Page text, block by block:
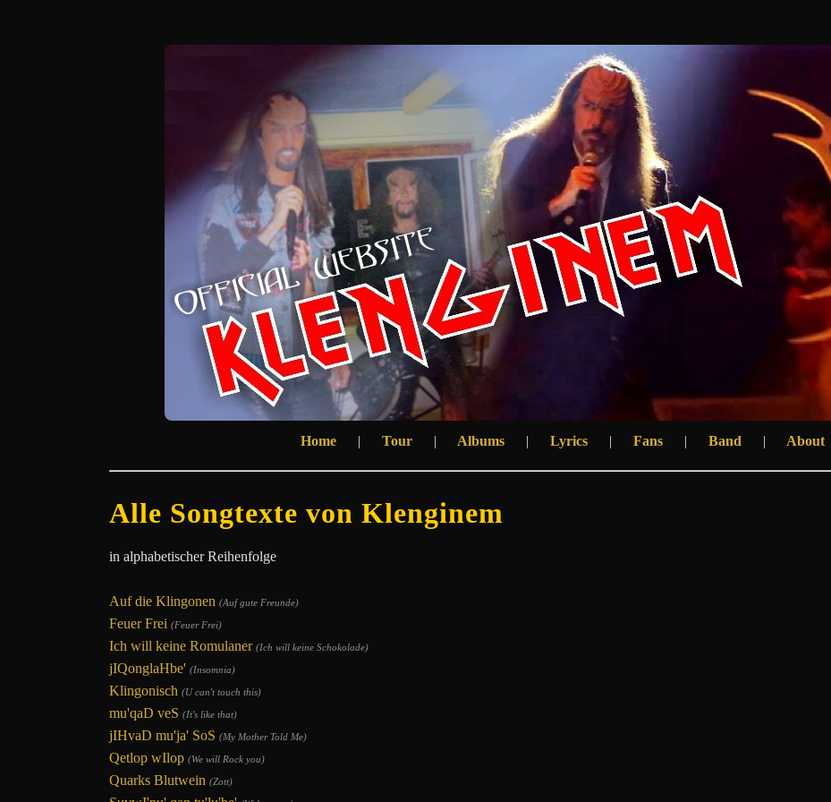
Home | Tour | Albums | Lyrics | Fans | Band | About
Alle Songtexte von Klenginem
in alphabetischer Reihenfolge
Auf die Klingonen (Auf gute Freunde)
Feuer Frei (Feuer Frei)
Ich will keine Romulaner (Ich will keine Schokolade)
jIQonglaHbe' (Insomnia)
Klingonisch (U can't touch this)
mu'qaD veS (It's like that)
jIHvaD mu'ja' SoS (My Mother Told Me)
Qetlop wIlop (We will Rock you)
Quarks Blutwein (Zott)